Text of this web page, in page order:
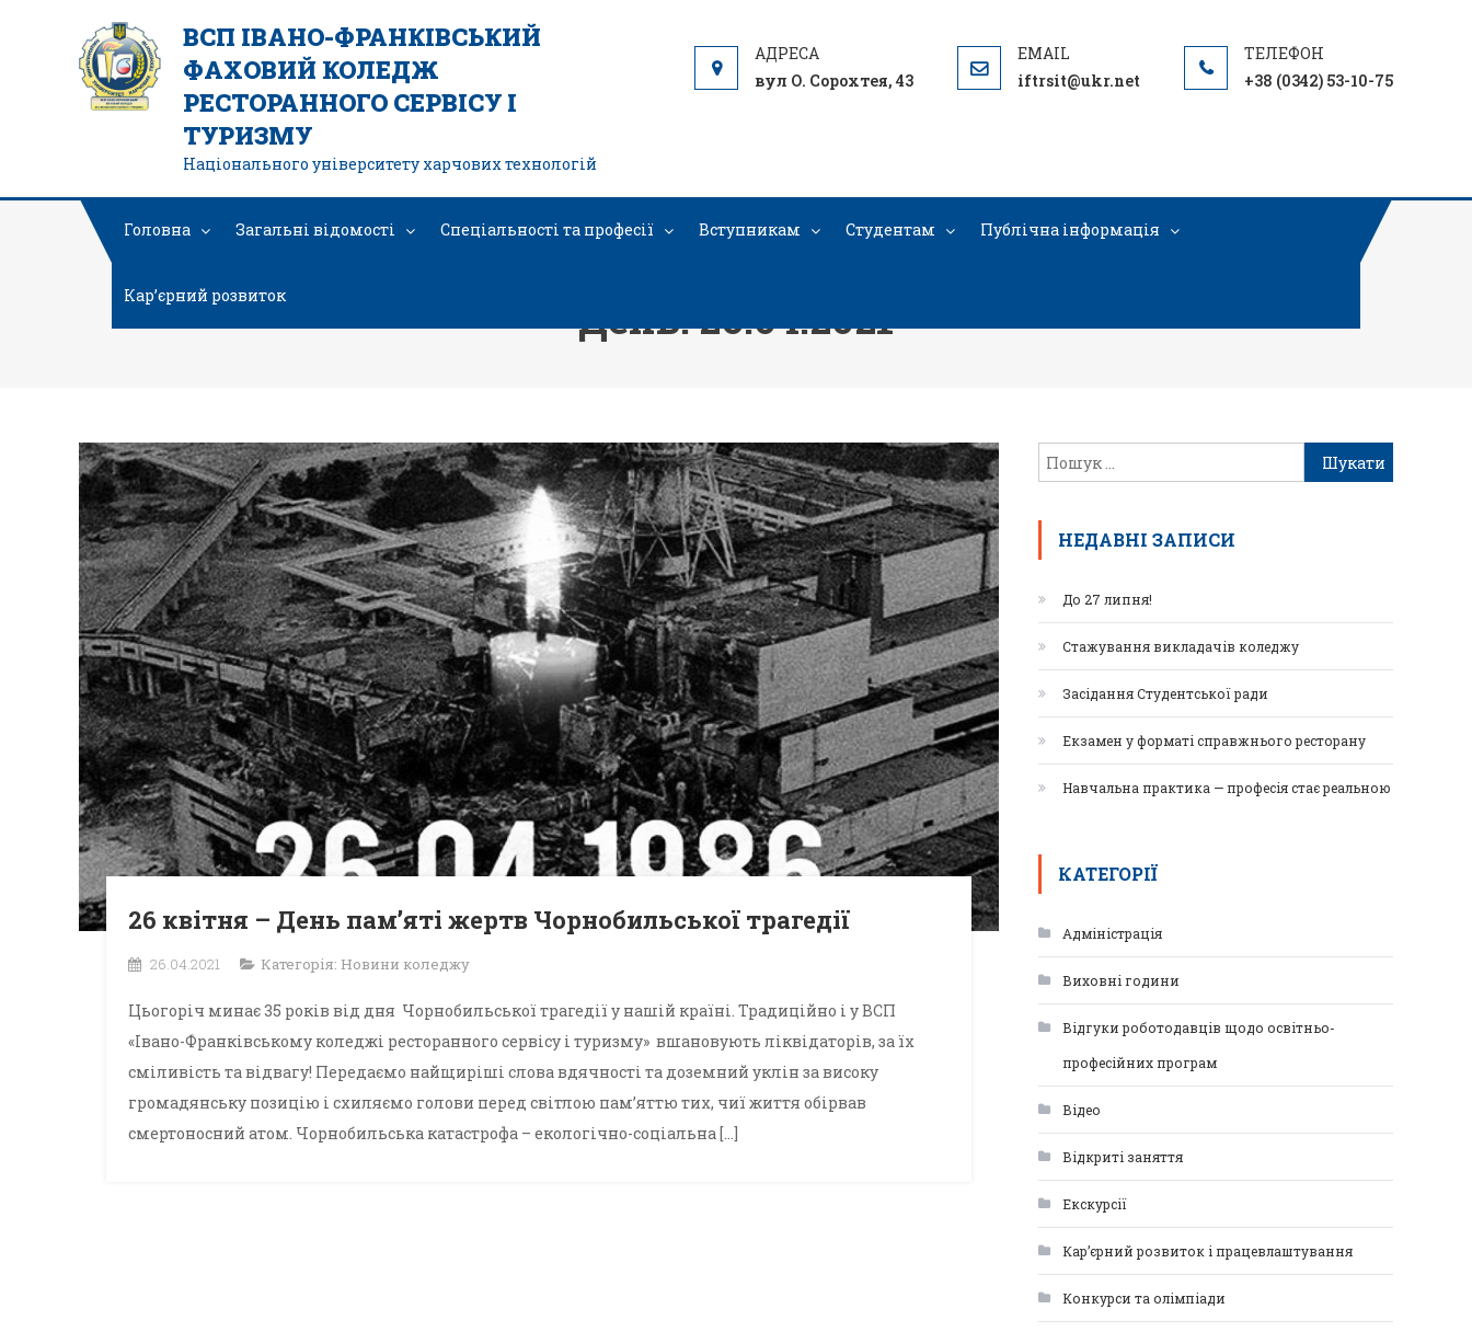
ВСП ІВАНО-ФРАНКІВСЬКИЙ
ФАХОВИЙ КОЛЕДЖ
РЕСТОРАННОГО СЕРВІСУ І
ТУРИЗМУ
Національного університету харчових технологій
вул О. Сорохтея, 43 iftrsit@ukr.net +38 (0342) 53-10-75
Головна Загальні відомості Спеціальності та професії Вступникам Студентам Публічна інформація
Кар’єрний розвиток День: 26.04.2021
26 квітня – День пам’яті жертв Чорнобильської трагедії
26.04.2021 Категорія: Новини коледжу
Цьогоріч минає 35 років від дня Чорнобильської трагедії у нашій країні. Традиційно і у ВСП
«Івано-Франківському коледжі ресторанного сервісу і туризму» вшановують ліквідаторів, за їх
сміливість та відвагу! Передаємо найщиріші слова вдячності та доземний уклін за високу
громадянську позицію і схиляємо голови перед світлою пам’яттю тих, чиї життя обірвав
смертоносний атом. Чорнобильська катастрофа – екологічно-соціальна […]
НЕДАВНІ ЗАПИСИ
До 27 липня!
Стажування викладачів коледжу
Засідання Студентської ради
Екзамен у форматі справжнього ресторану
Навчальна практика — професія стає реальною
КАТЕГОРІЇ
Адміністрація
Виховні години
Відгуки роботодавців щодо освітньо-
професійних програм
Відео
Відкриті заняття
Екскурсії
Кар’єрний розвиток і працевлаштування
Конкурси та олімпіади